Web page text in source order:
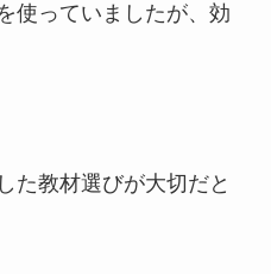
使っていましたが、効
た教材選びが大切だと